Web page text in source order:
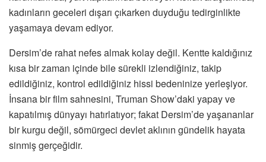
kadınların geceleri dışarı çıkarken duyduğu tedirginlikte
yaşamaya devam ediyor.
Dersim’de rahat nefes almak kolay değil. Kentte kaldığınız
kısa bir zaman içinde bile sürekli izlendiğiniz, takip
edildiğiniz, kontrol edildiğiniz hissi bedeninize yerleşiyor.
İnsana bir film sahnesini, Truman Show’daki yapay ve
kapatılmış dünyayı hatırlatıyor; fakat Dersim’de yaşananlar
bir kurgu değil, sömürgeci devlet aklının gündelik hayata
sinmiş gerçeğidir.